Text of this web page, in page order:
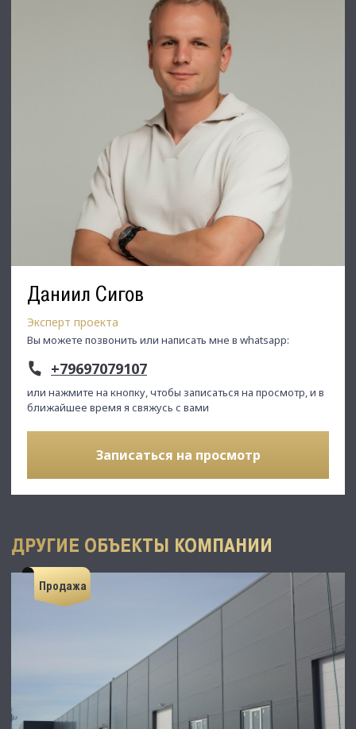
Даниил Сигов
Эксперт проекта
Вы можете позвонить или написать мне в whatsapp:
+79697079107
или нажмите на кнопку, чтобы записаться на просмотр, и в
ближайшее время я свяжусь с вами
Записаться на просмотр
позвоните ☎, и мы обязательно подберем нужный объект
по самым выгодным условиям на рынке коммерческой
⭐ Добавьте объявление в Избранное, чтобы не потерять!
С Уважением, Сигов Даниил.
Недвижимость Северо-Запада.
ДРУГИЕ ОБЪЕКТЫ КОМПАНИИ
Продажа